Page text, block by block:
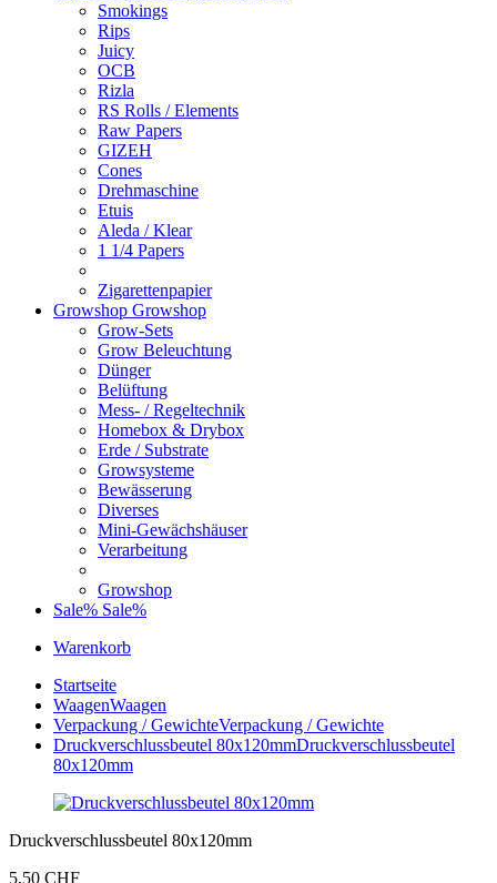
Smokings
Rips
Juicy
OCB
Rizla
RS Rolls / Elements
Raw Papers
GIZEH
Cones
Drehmaschine
Etuis
Aleda / Klear
1 1/4 Papers
Zigarettenpapier
Growshop Growshop
Grow-Sets
Grow Beleuchtung
Dünger
Belüftung
Mess- / Regeltechnik
Homebox & Drybox
Erde / Substrate
Growsysteme
Bewässerung
Diverses
Mini-Gewächshäuser
Verarbeitung
Growshop
Sale% Sale%
Warenkorb
Startseite
WaagenWaagen
Verpackung / GewichteVerpackung / Gewichte
Druckverschlussbeutel 80x120mmDruckverschlussbeutel
80x120mm
Druckverschlussbeutel 80x120mm
5,50 CHF